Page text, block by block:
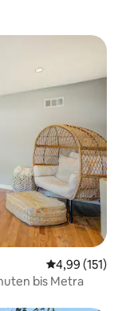
4,99 (151)
bis Metra